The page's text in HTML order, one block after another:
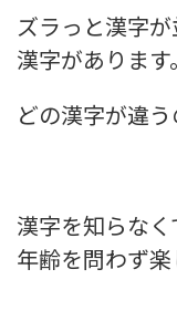
ズラっと漢字
漢字があります。
どの漢字が違
漢字を知らな
年齢を問わず楽